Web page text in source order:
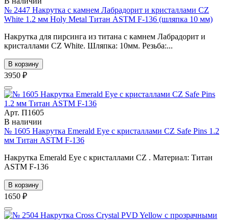
№ 2447 Накрутка с камнем Лабрадорит и кристаллами CZ
White 1.2 мм Holy Metal Титан ASTM F-136 (шляпка 10 мм)
Накрутка для пирсинга из титана с камнем Лабрадорит и
кристаллами CZ White. Шляпка: 10мм. Резьба:...
В корзину
3950 ₽
Арт. П1605
В наличии
№ 1605 Накрутка Emerald Eye с кристаллами CZ Safe Pins 1.2
мм Титан ASTM F-136
Накрутка Emerald Eye с кристаллами CZ . Материал: Титан
ASTM F-136
В корзину
1650 ₽